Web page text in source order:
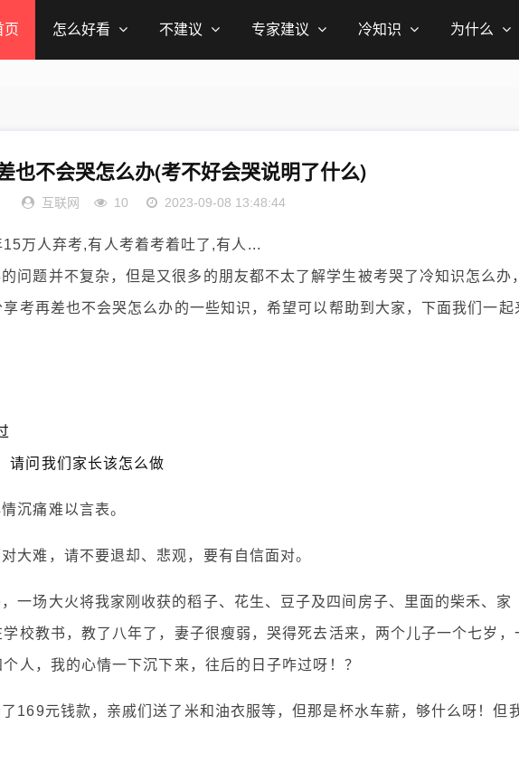
页 怎么好看 不建议 专家建议 冷知识 为什么
也不会哭怎么办(考不好会哭说明了什么)
互联网 10 2023-09-08 13:48:44
问题并不复杂，但是又很多的朋友都不太了解学生被考哭了冷知识怎么办
考再差也不会哭怎么办的一些知识，希望可以帮助到大家，下面我们一起
请问我们家长该怎么做
沉痛难以言表。
大难，请不要退却、悲观，要有自信面对。
一场大火将我家刚收获的稻子、花生、豆子及四间房子、里面的柴禾、家
校教书，教了八年了，妻子很瘦弱，哭得死去活来，两个儿子一个七岁，
人，我的心情一下沉下来，往后的日子咋过呀！？
169元钱款，亲戚们送了米和油衣服等，但那是杯水车薪，够什么呀！但